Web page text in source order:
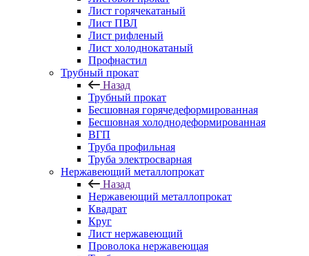
Лист горячекатаный
Лист ПВЛ
Лист рифленый
Лист холоднокатаный
Профнастил
Трубный прокат
Назад
Трубный прокат
Бесшовная горячедеформированная
Бесшовная холоднодеформированная
ВГП
Труба профильная
Труба электросварная
Нержавеющий металлопрокат
Назад
Нержавеющий металлопрокат
Квадрат
Круг
Лист нержавеющий
Проволока нержавеющая